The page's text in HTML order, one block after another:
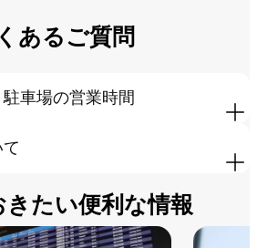
あるご質問
車場の営業時間
たい便利な情報